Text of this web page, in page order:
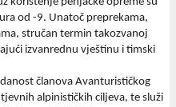
od -9. Unatoč preprekama,
stručan termin takozvanoj
izvanrednu vještinu i timski
članova Avanturističkog
alpinističkih ciljeva, te služi